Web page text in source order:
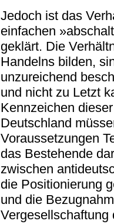
Jedoch ist das
einfachen
geklärt. Die
Handelns bilden,
unzureichend
und nicht zu Letzt
Kennzeichen
Deutschland
Voraussetzungen
das Bestehende
zwischen
die Positionierung
und die
Vergesellschaftung